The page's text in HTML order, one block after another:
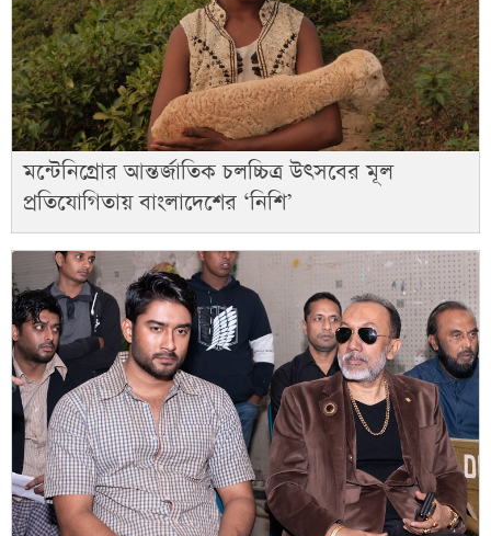
মন্টেনিগ্রোর আন্তর্জাতিক চলচ্চিত্র উৎসবের মূল
প্রতিযোগিতায় বাংলাদেশের ‘নিশি’